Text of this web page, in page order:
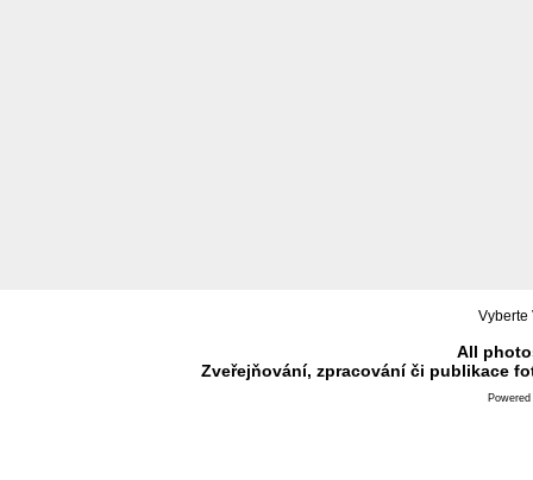
Vyberte
All
Zveřejňování, zpracování či publikace